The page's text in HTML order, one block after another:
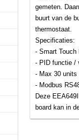
gemeten.
buurt van de
thermostaat.
Specificaties:
- Smart Touch
- PID functie /
- Max 30 units
- Modbus
Deze
board kan in